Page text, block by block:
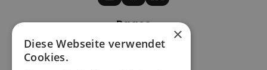
Pages
Imprint
×
Diese Webseite verwendet
Cookies.